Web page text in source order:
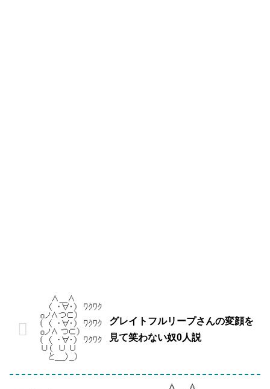
グレイトフルリープさんの変顔を
見て笑わない奴0人説